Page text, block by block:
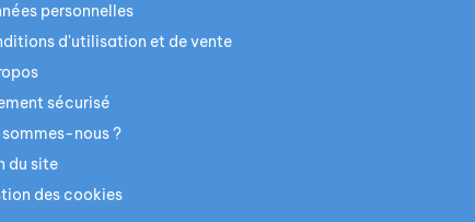
personnelles
d'utilisation et de vente
sécurisé
nous ?
du site
des cookies